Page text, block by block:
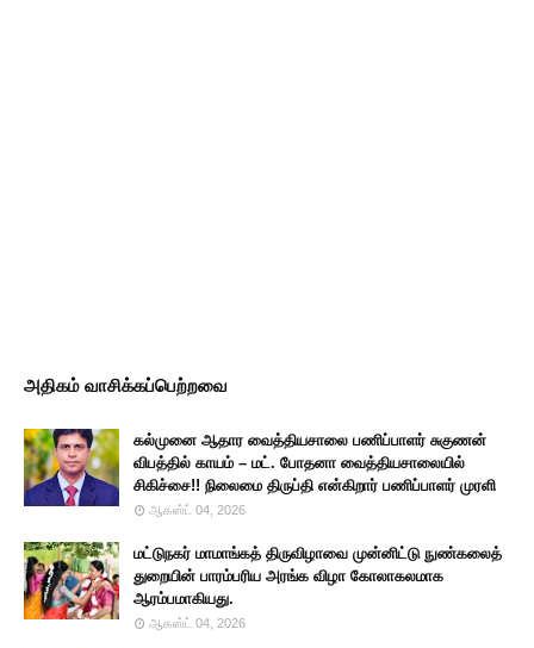
அதிகம் வாசிக்கப்பெற்றவை
கல்முனை ஆதார வைத்தியசாலை பணிப்பாளர் சுகுணன்
விபத்தில் காயம் – மட். போதனா வைத்தியசாலையில்
சிகிச்சை!! நிலைமை திருப்தி என்கிறார் பணிப்பாளர் முரளி
ஆகஸ்ட் 04, 2026
மட்டுநகர் மாமாங்கத் திருவிழாவை முன்னிட்டு நுண்கலைத்
துறையின் பாரம்பரிய அரங்க விழா கோலாகலமாக
ஆரம்பமாகியது.
ஆகஸ்ட் 04, 2026